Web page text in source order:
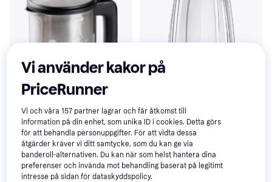
Domo My Soup Express
Vi använder kakor på
PriceRunner
Vi och våra157 partner lagrar och får åtkomst till
information på din enhet, som unika ID i cookies. Detta görs
för att behandla personuppgifter. För att vidta dessa
åtgärder kräver vi ditt samtycke, som du kan ge via
banderoll-alternativen. Du kan när som helst hantera dina
preferenser och invända mot behandling baserat på legitimt
intresse på sidan för dataskyddspolicy.